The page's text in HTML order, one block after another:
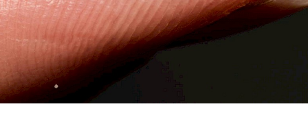
CONTACTOS
ÁREA CLIENTE